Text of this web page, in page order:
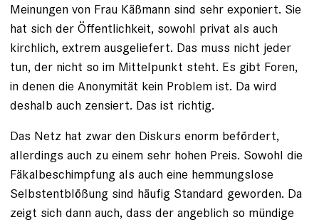
Meinungen von Frau Käßmann sind sehr exponiert. Sie
hat sich der Öffentlichkeit, sowohl privat als auch
kirchlich, extrem ausgeliefert. Das muss nicht jeder
tun, der nicht so im Mittelpunkt steht. Es gibt Foren,
in denen die Anonymität kein Problem ist. Da wird
deshalb auch zensiert. Das ist richtig.
Das Netz hat zwar den Diskurs enorm befördert,
allerdings auch zu einem sehr hohen Preis. Sowohl die
Fäkalbeschimpfung als auch eine hemmungslose
Selbstentblößung sind häufig Standard geworden. Da
zeigt sich dann auch, dass der angeblich so mündige